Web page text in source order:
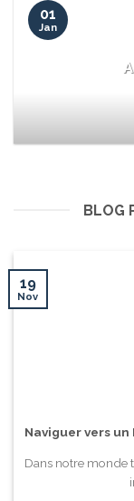
01
Jan
BLOG
Naviguer vers
Dans notre monde
19
Nov